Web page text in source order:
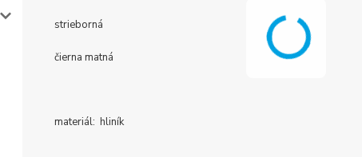
strieborná
čierna matná
materiál: hliník